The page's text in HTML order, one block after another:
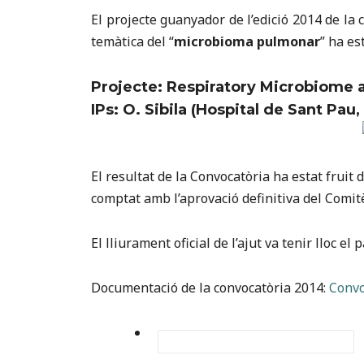
El projecte guanyador de l’edició 2014 de
temàtica del “microbioma pulmonar” ha
Projecte: Respiratory Microbiome
IPs: O. Sibila (Hospital de Sant
El resultat de la Convocatòria ha estat fruit
comptat amb l’aprovació definitiva del
El lliurament oficial de l’ajut va tenir lloc el
Documentació de la convocatòria 2014: